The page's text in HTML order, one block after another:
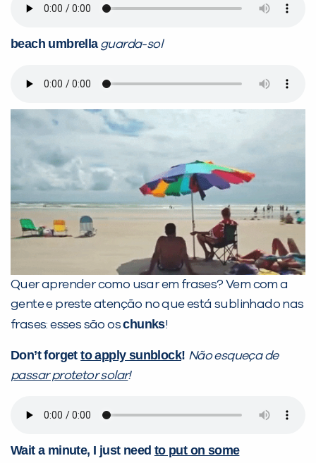
beach umbrella guarda-sol
Quer aprender como usar em frases? Vem com a
gente e preste atenção no que está sublinhado nas
frases: esses são oschunks!
Don’t forgetto apply sunblock! Não esqueça de
passar protetor solar!
Wait a minute, I just need to put on some